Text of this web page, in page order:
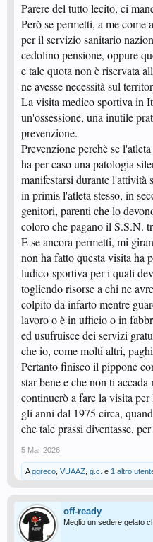
Parere del tutto lecito, ci
Però se permetti, a me come
per il servizio sanitario
cedolino pensione, oppure
e tale quota non è riservata
ne avesse necessità sul
La visita medico sportiva in
un'ossessione, una inutile
prevenzione.
Prevenzione perchè se
ha per caso una patologia
manifestarsi durante l'attività
in primis l'atleta stesso, in
genitori, parenti che lo
coloro che pagano il S.S.N.
E se ancora permetti, mi
non ha fatto questa visita ha
ludico-sportiva per i quali
togliendo risorse a chi ne
colpito da infarto mentre
lavoro o è in ufficio o in
ed usufruisce dei servizi
che io, come molti altri,
Pertanto finisco il pippone
star bene e che non ti
continuerò a fare la visita
gli anni dal 1975 circa,
che tale prassi diventasse,
5 Mar 2026
Aggreco VUAAZ g.c. e 1 altro
off-ready
Meglio un sedere gelato